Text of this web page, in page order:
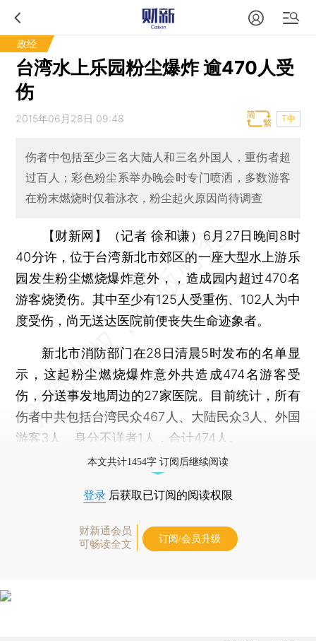
政经
台湾水上乐园粉尘爆炸 逾470人受
伤
2015年06月28日 09:48 T中
伤者中包括至少三名大陆人和三名外国人，重伤者超
过百人；彩色粉尘系举办晚会时专门喷洒，多数游客
在粉末燃烧时仅着泳衣，粉尘起火原因尚待调查
【财新网】（记者 徐和谦） 6月27日晚间8时
40分许，位于台湾新北市郊区的一座大型水上游乐
园发生粉尘燃烧爆炸意外，，造成园内超过470名
游客烧烫伤。其中至少有125人受重伤、102人为中
度受伤，尚无送达医院前便丧失生命迹象者。
新北市消防部门在28日清晨5时发布的名单显
示，这起粉尘燃烧爆炸意外共造成474名游客受
伤，分送事发地周边的27家医院。目前统计，所有
伤者中共包括台湾民众467人、大陆民众3人、外国
游客3人、身分不详者1人，合计474人。
本文共计1454字 订阅后继续阅读
登录 后获取已订阅的阅读权限
财新通会员
可畅读全文
订阅/会员升级